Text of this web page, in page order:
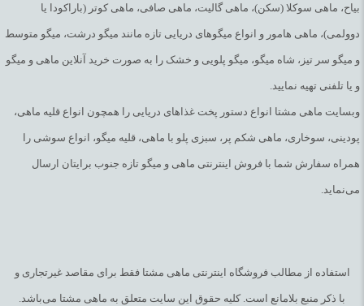
بیاح، ماهی سوکلا (سکن)، ماهی گالیت، ماهی صافی، ماهی کوتر (باراکودا یا
دوولمی)، ماهی هامور و انواع میگوهای دریایی تازه مانند میگو درشت، میگو متوسط
و میگو سر تیز، شاه میگو، میگو پلویی و خشک را به صورت خرید آنلاین ماهی و میگو
و یا تلفنی تهیه نمایید.
وبسایت ماهی مشتا انواع دستور پخت غذاهای دریایی را همچون انواع قلیه ماهی،
پودینی، سوخاری، ماهی شکم پر، سبزی پلو با ماهی، قلیه میگو، انواع سوشی را
همراه سفارش شما با فروش اینترنتی ماهی و میگو تازه جنوب برایتان ارسال
می‌نماید.
استفاده از مطالب فروشگاه اینترنتی ماهی مشتا فقط برای مقاصد غیرتجاری و
با ذکر منبع بلامانع است. کلیه حقوق این سایت متعلق به ماهی مشتا می‌باشد.